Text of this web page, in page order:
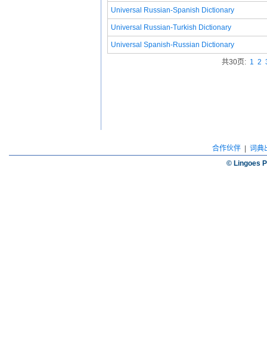
Universal Russian-Spanish Dictionary
Universal Russian-Turkish Dictionary
Universal Spanish-Russian Dictionary
共30页: 1 2
合作伙伴| 词典
© Lingoes